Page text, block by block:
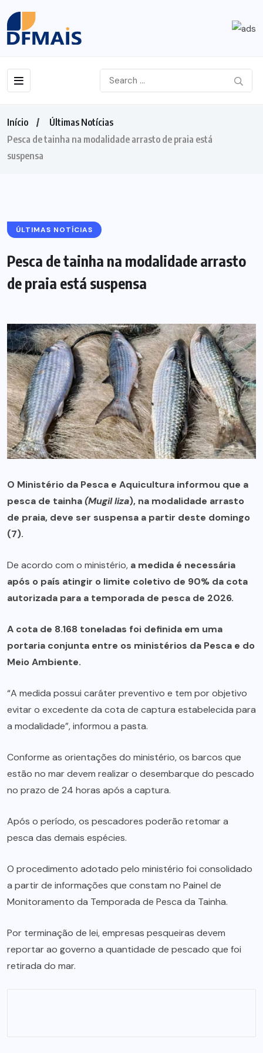
Início
Últimas Notícias
Pesca de tainha na modalidade arrasto de praia está
suspensa
ÚLTIMAS NOTÍCIAS
Pesca de tainha na modalidade arrasto
de praia está suspensa
O Ministério da Pesca e Aquicultura informou que a
pesca de tainha(Mugil liza), na modalidade arrasto
de praia, deve ser suspensa a partir deste domingo
(7).
De acordo com o ministério, a medida é necessária
após o país atingir o limite coletivo de 90% da cota
autorizada para a temporada de pesca de 2026.
A cota de 8.168 toneladas foi definida em uma
portaria conjunta entre os ministérios da Pesca e do
Meio Ambiente.
“A medida possui caráter preventivo e tem por objetivo
evitar o excedente da cota de captura estabelecida para
a modalidade”, informou a pasta.
Conforme as orientações do ministério, os barcos que
estão no mar devem realizar o desembarque do pescado
no prazo de 24 horas após a captura.
Após o período, os pescadores poderão retomar a
pesca das demais espécies.
O procedimento adotado pelo ministério foi consolidado
a partir de informações que constam no Painel de
Monitoramento da Temporada de Pesca da Tainha.
Por terminação de lei, empresas pesqueiras devem
reportar ao governo a quantidade de pescado que foi
retirada do mar.